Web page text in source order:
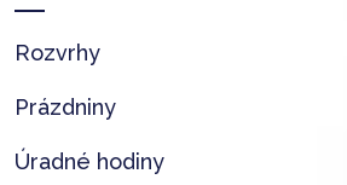
Rozvrhy
Prázdniny
Úradné hodiny